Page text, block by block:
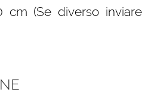
cm (Se diverso inviare